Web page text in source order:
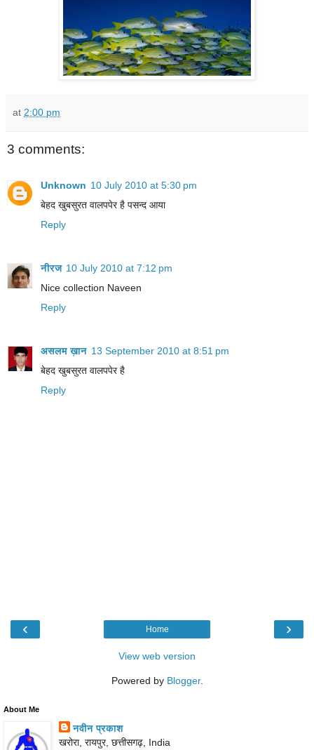
at 2:00 pm
3 comments:
Unknown 10 July 2010 at 5:30 pm
बेहद खुबसुरत वालपपेर है पसन्द आया
Reply
नीरज 10 July 2010 at 7:12 pm
Nice collection Naveen
Reply
असलम ख़ान 13 September 2010 at 8:51 pm
बेहद खुबसुरत वालपपेर है
Reply
‹ ›
Home
View web version
Powered by Blogger.
About Me
नवीन प्रकाश
खरोरा, रायपुर, छत्तीसगढ़, India